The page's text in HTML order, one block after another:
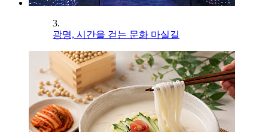
3.
광명, 시간을 걷는 문화 마실길